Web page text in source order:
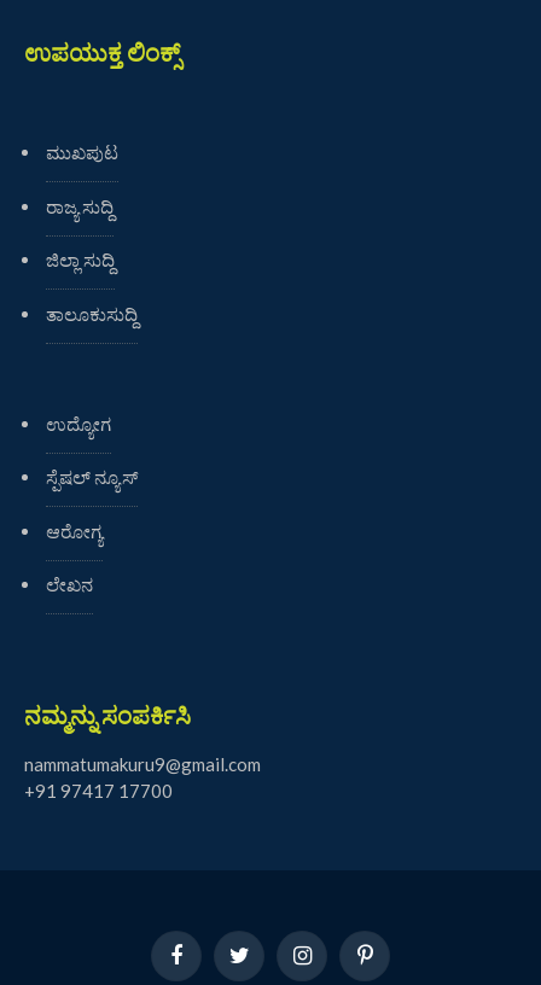
ಉಪಯುಕ್ತ ಲಿಂಕ್ಸ್
ಮುಖಪುಟ
ರಾಜ್ಯ ಸುದ್ದಿ
ಜಿಲ್ಲಾ ಸುದ್ದಿ
ತಾಲೂಕುಸುದ್ದಿ
ಉದ್ಯೋಗ
ಸ್ಪೆಷಲ್ ನ್ಯೂಸ್
ಆರೋಗ್ಯ
ಲೇಖನ
ನಮ್ಮನ್ನು ಸಂಪರ್ಕಿಸಿ
nammatumakuru9@gmail.com
+91 97417 17700
FacebookTwitter InstagramPinterest